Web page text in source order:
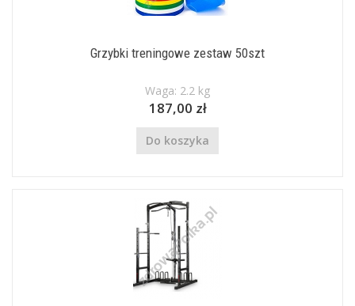
Grzybki treningowe zestaw 50szt
Waga: 2.2 kg
187,00 zł
Do koszyka